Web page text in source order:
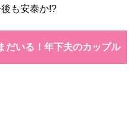
も安泰か!?
だいる！年下夫のカップル